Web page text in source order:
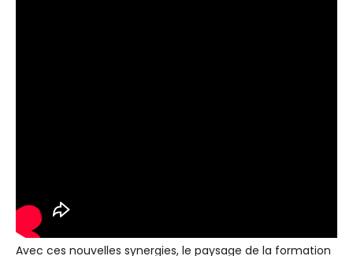
Avec ces nouvelles synergies, le paysage de la formation